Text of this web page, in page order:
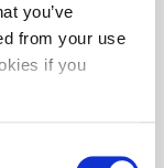
you’ve
from your use
if you
who
Choose
how you